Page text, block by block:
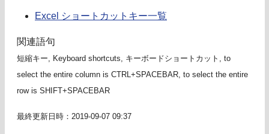
Excel ショートカットキー一覧
関連語句
短縮キー, Keyboard shortcuts, キーボードショートカット, to
select the entire column is CTRL+SPACEBAR, to select the entire
row is SHIFT+SPACEBAR
最終更新日時：2019-09-07 09:37